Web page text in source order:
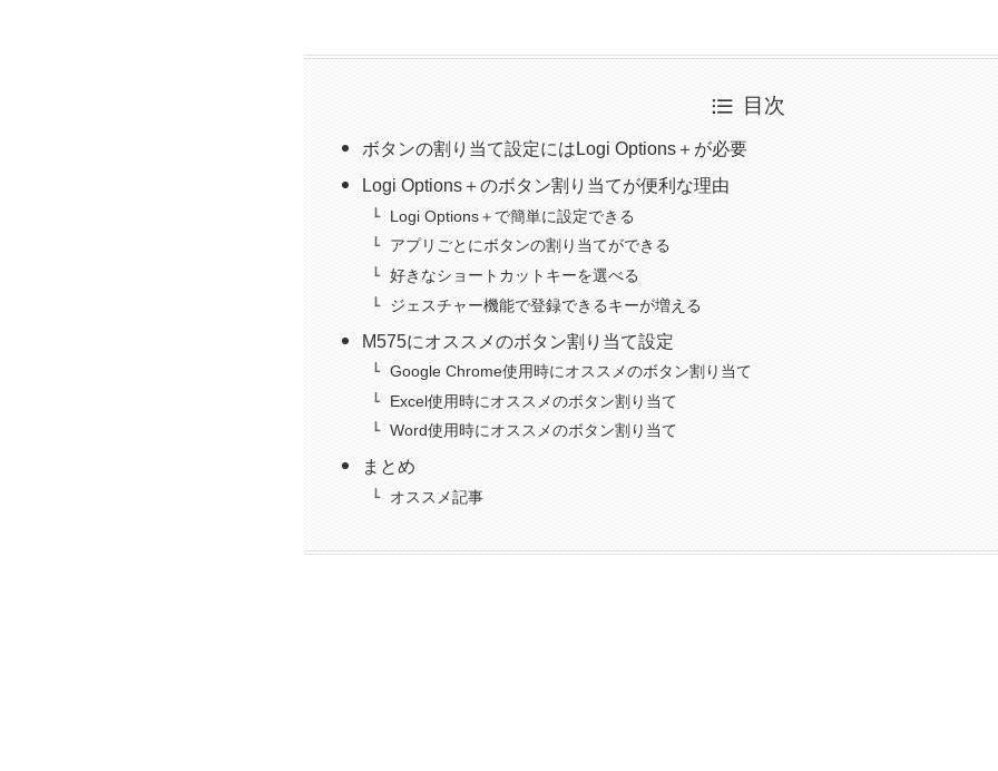
目次
ボタンの割り当て設定にはLogi Options＋が必要
Logi Options＋のボタン割り当てが便利な理由
Logi Options＋で簡単に設定できる
アプリごとにボタンの割り当てができる
好きなショートカットキーを選べる
ジェスチャー機能で登録できるキーが増える
M575にオススメのボタン割り当て設定
Google Chrome使用時にオススメのボタン割り当て
Excel使用時にオススメのボタン割り当て
Word使用時にオススメのボタン割り当て
まとめ
オススメ記事